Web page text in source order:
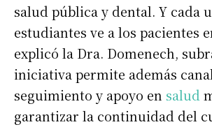
salud pública y dental. Y cada
estudiantes ve a los pacientes
explicó la Dra. Domenech,
iniciativa permite además
seguimiento y apoyo en salud
garantizar la continuidad del